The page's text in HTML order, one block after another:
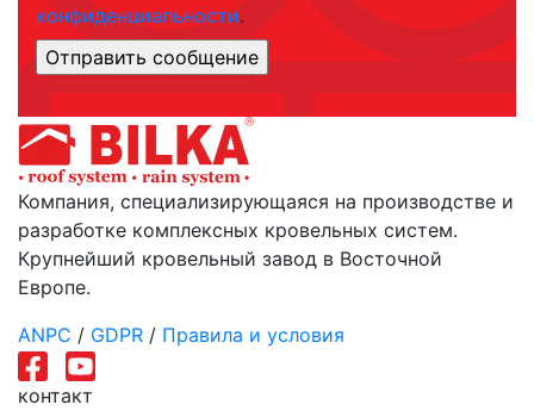
конфиденциальности.
Компания, специализирующаяся на производстве и
разработке комплексных кровельных систем.
Крупнейший кровельный завод в Восточной
Европе.
ANPC / GDPR / Правила и условия
контакт